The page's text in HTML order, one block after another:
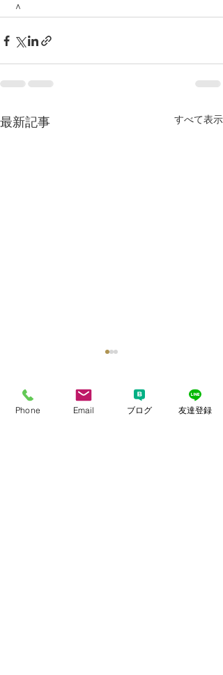
＾
最新記事 すべて表示
コメント
Phone Email ブログ 友達登録